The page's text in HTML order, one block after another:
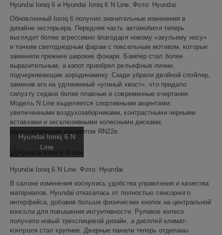
Ioniq
6
N
Line,
электромобили,
технологии,
китайские
автомобили
Hyundai Ioniq 6 и Hyundai Ioniq 6 N Line. Фото: Hyundai.
Обновленный Ioniq 6 получил значительные изменения в
дизайне экстерьера. Передняя часть автомобиля теперь
выглядит более агрессивно благодаря новому «акульему носу»
и тонким светодиодным фарам с пиксельным мотивом, которые
заменили прежние широкие фонари. Бампер стал более
выразительным, а капот приобрел рельефные линии,
подчеркивающие аэродинамику. Сзади убрали двойной спойлер,
заменив его на удлиненный «утиный хвост», что придало
силуэту седана более плавные и современные очертания.
Модель N Line выделяется спортивными акцентами:
увеличенными воздухозаборниками, контрастными черными
вставками и эксклюзивными колесными дисками,
вдохновленными концептом RN22e.
Hyundai Ioniq 6 N
Line
Hyundai Ioniq 6 N Line. Фото: Hyundai.
В салоне изменения коснулись удобства управления и качества
материалов. Hyundai отказалась от полностью сенсорного
интерфейса, добавив больше физических кнопок на центральной
консоли для повышения интуитивности. Рулевое колесо
получило новый трехспицевой дизайн, а дисплей климат-
контроля стал крупнее. Дверные панели теперь отделаны